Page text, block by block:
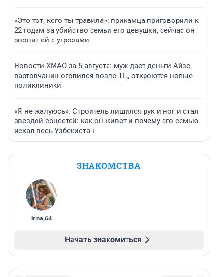
«Это тот, кого ты травила»: прикамца приговорили к
22 годам за убийство семьи его девушки, сейчас он
звонит ей с угрозами
Новости ХМАО за 5 августа: муж дает деньги Айзе,
вартовчанин оголился возле ТЦ, откроются новые
поликлиники
«Я не жалуюсь». Строитель лишился рук и ног и стал
звездой соцсетей: как он живет и почему его семью
искал весь Узбекистан
ЗНАКОМСТВА
irina,64
Начать знакомиться